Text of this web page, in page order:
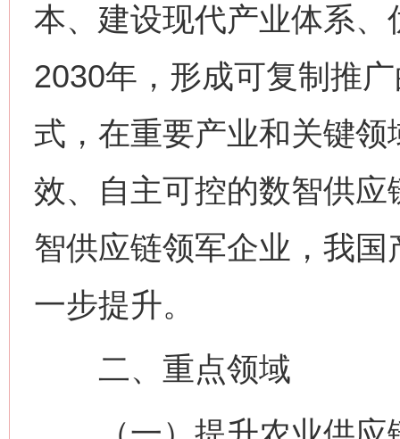
本、建设现代产业体系
2030年，形成可复制推
式，在重要产业和关键
效、自主可控的数智供
智供应链领军企业，我
一步提升。
二、重点领域